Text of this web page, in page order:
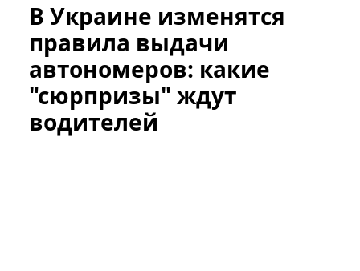
В Украине изменятся
правила выдачи
автономеров: какие
"сюрпризы" ждут
водителей